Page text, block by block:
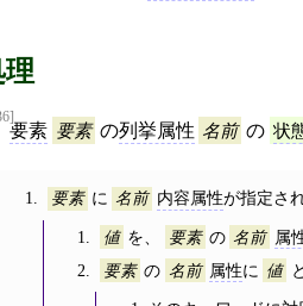
要素 要素 の列挙属性 名前 の 状
要素 に 名前 内容属性が指定さ
値 を、 要素 の 名前 属
要素 の 名前 属性に 値 と